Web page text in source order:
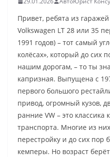
Привет, ребята из
Volkswagen LT 28 или 35
1991 годов) – тот самый
колёсах», который до сих
нашим дорогам, – то ты
капризная. Выпущена с
первого большого
привод, огромный кузов,
ранние VW – это классика
транспорта. Многие из
перестройку и до сих пор
кемперы. Но возраст